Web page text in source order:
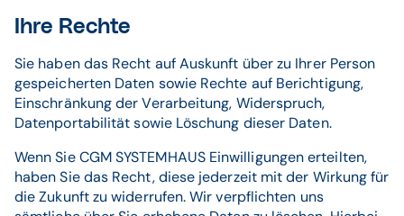
Ihre Rechte
Sie haben das Recht auf Auskunft über zu Ihrer Person
gespeicherten Daten sowie Rechte auf Berichtigung,
Einschränkung der Verarbeitung, Widerspruch,
Datenportabilität sowie Löschung dieser Daten.
Wenn Sie CGM SYSTEMHAUS Einwilligungen erteilten,
haben Sie das Recht, diese jederzeit mit der Wirkung für
die Zukunft zu widerrufen. Wir verpflichten uns